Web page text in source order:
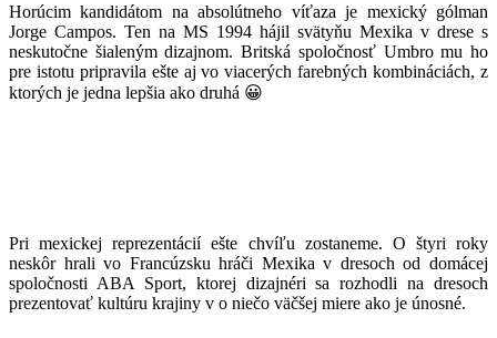
Horúcim kandidátom na absolútneho víťaza je mexický gólman
Jorge Campos. Ten na MS 1994 hájil svätyňu Mexika v drese s
neskutočne šialeným dizajnom. Britská spoločnosť Umbro mu ho
pre istotu pripravila ešte aj vo viacerých farebných kombináciách, z
ktorých je jedna lepšia ako druhá 😀
Pri mexickej reprezentácií ešte chvíľu zostaneme. O štyri roky
neskôr hrali vo Francúzsku hráči Mexika v dresoch od domácej
spoločnosti ABA Sport, ktorej dizajnéri sa rozhodli na dresoch
prezentovať kultúru krajiny v o niečo väčšej miere ako je únosné.